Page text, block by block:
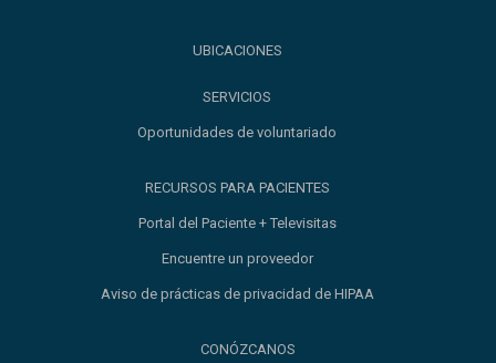
UBICACIONES
SERVICIOS
Oportunidades de voluntariado
RECURSOS PARA PACIENTES
Portal del Paciente + Televisitas
Encuentre un proveedor
Aviso de prácticas de privacidad de HIPAA
CONÓZCANOS